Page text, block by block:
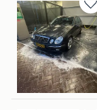
in
Mijn
Ruben
Barneveld